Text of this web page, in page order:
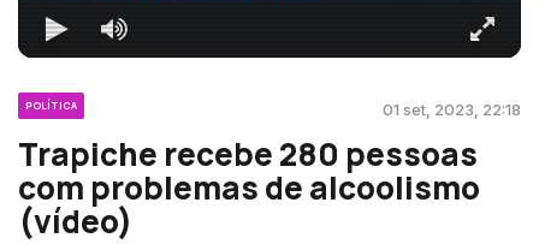
POLÍTICA 01 set, 2023, 22:18
Trapiche recebe 280 pessoas
com problemas de alcoolismo
(vídeo)